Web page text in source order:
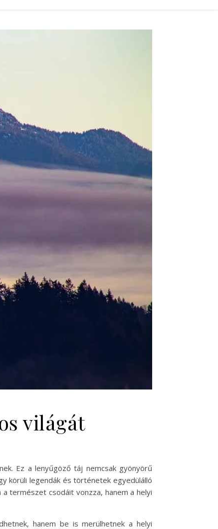
világát
Ez a lenyűgöző táj nemcsak gyönyörű
körüli legendák és történetek egyedülálló
természet csodáit vonzza, hanem a helyi
hanem be is merülhetnek a helyi